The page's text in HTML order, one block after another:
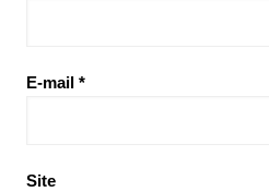
E-mail *
Site